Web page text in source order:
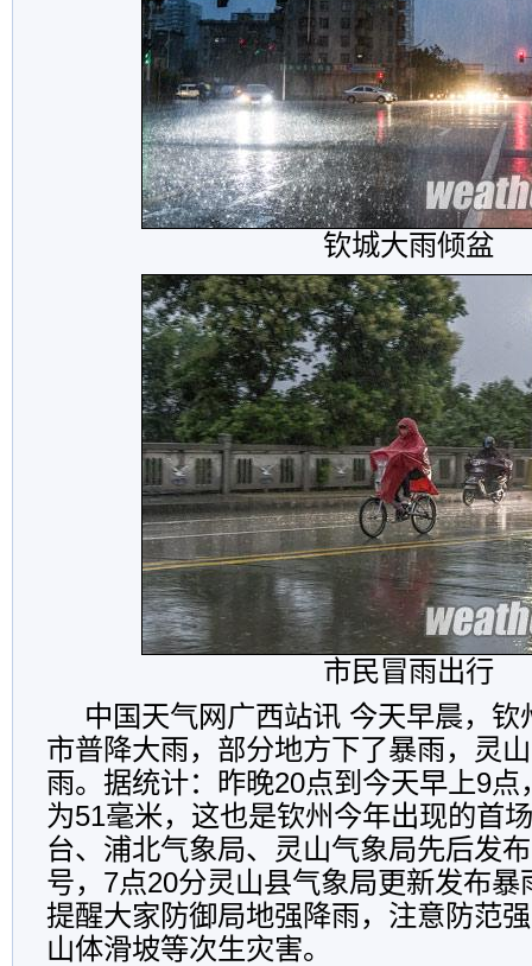
钦城大雨倾盆
市民冒雨出行
中国天气网广西站讯 今天早晨，钦
市普降大雨，部分地方下了暴雨，灵
雨。据统计：昨晚20点到今天早上9点
为51毫米，这也是钦州今年出现的首
台、浦北气象局、灵山气象局先后发
号，7点20分灵山县气象局更新发布暴
提醒大家防御局地强降雨，注意防范
山体滑坡等次生灾害。